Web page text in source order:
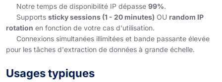
Notre temps de disponibilité IP dépasse 99%.
Supports sticky sessions (1 - 20 minutes) OU random IP
rotation en fonction de votre cas d'utilisation.
Connexions simultanées illimitées et bande passante élevée
pour les tâches d'extraction de données à grande échelle.
Usages typiques